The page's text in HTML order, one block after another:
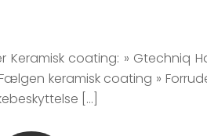
Keramisk coating: » Gtechniq
keramisk coating »
[…]